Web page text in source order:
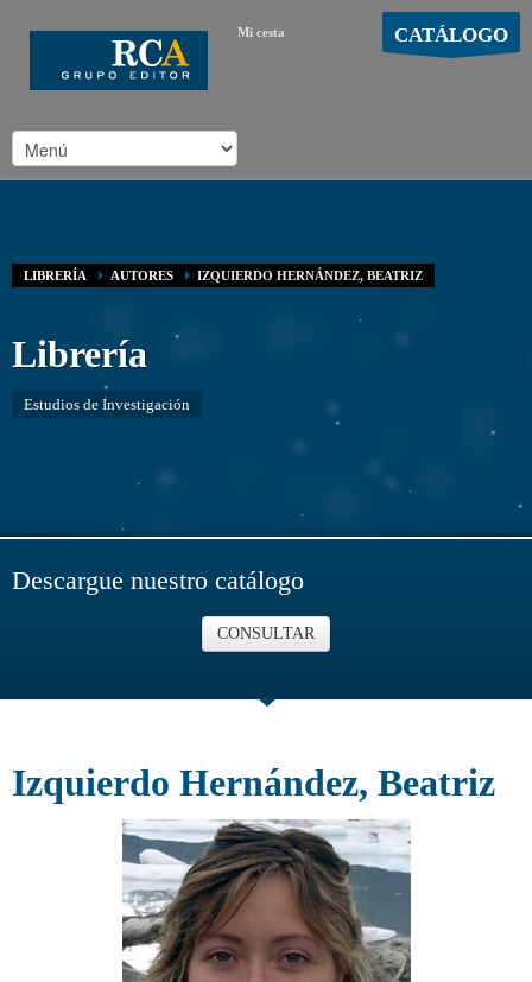
Mi cesta CATÁLOGO
LIBRERÍA AUTORES IZQUIERDO HERNÁNDEZ, BEATRIZ
Librería
Estudios de Investigación
Descargue nuestro catálogo
CONSULTAR
Izquierdo Hernández, Beatriz